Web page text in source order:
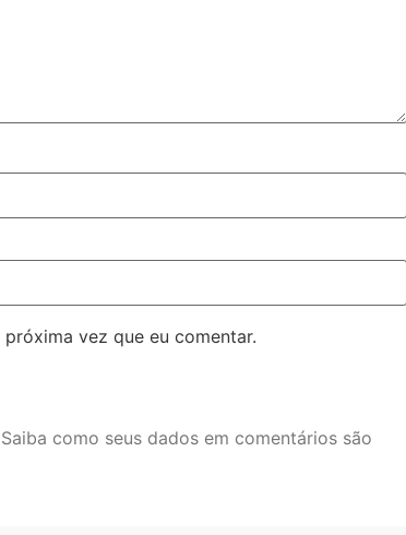
vez que eu comentar.
Saiba como seus dados em comentários são